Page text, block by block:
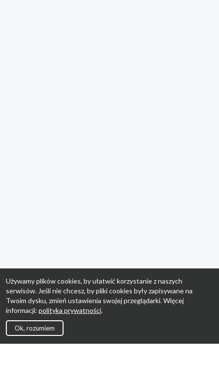
Używamy plików cookies, by ułatwić korzystanie z naszych
serwisów. Jeśli nie chcesz, by pliki cookies były zapisywane na
Twoim dysku, zmień ustawienia swojej przeglądarki. Więcej
informacji: polityka prywatności.
Ok, rozumiem